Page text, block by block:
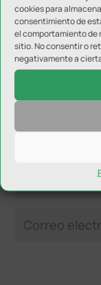
cookies para
consentimiento de
el comportamiento de
sitio. No consentir o
negativamente a
campos